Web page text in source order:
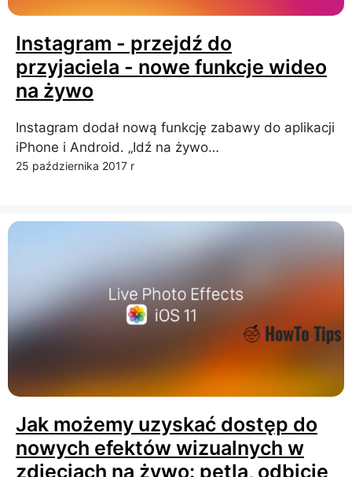
Instagram - przejdź do
przyjaciela - nowe funkcje wideo
na żywo
Instagram dodał nową funkcję zabawy do aplikacji
iPhone i Android. „Idź na żywo…
25 października 2017 r
Jak możemy uzyskać dostęp do
nowych efektów wizualnych w
zdjęciach na żywo: pętla, odbicie